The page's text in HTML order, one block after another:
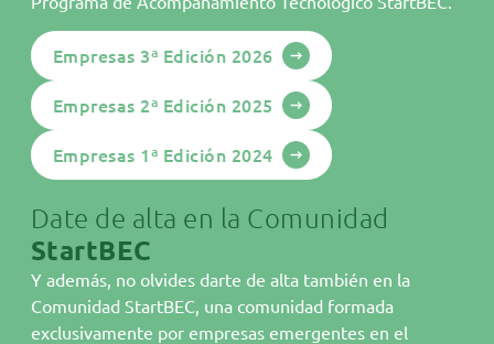
AINIA es un centro tecnológico con más de 35 años de
experiencia en I+D+i. Una experiencia que pone a
disposición de las empresas para impulsar su
competitividad, aportándoles las soluciones tecnológicas
más innovadoras y sostenibles en agroalimentación,
cosmética, farmacia, química o packaging.
vanguardia y más de 270 profesionales que trabajan
cada año con 1.800 empresas en 260 proyectos de
innovación.
Descubre más sobre AINIA
Empresas 3ª Edición 2026
Empresas 2ª Edición 2025
Empresas 1ª Edición 2024
Date de alta en la Comunidad
StartBEC
Y además, no olvides darte de alta también en la
Comunidad StartBEC, una comunidad formada
exclusivamente por empresas emergentes en el